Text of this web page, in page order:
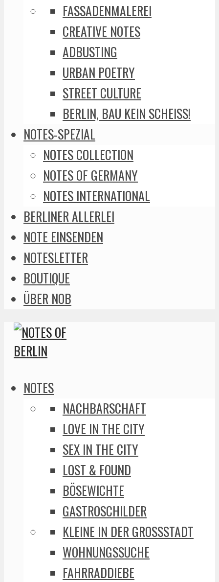
FASSADENMALEREI
CREATIVE NOTES
ADBUSTING
URBAN POETRY
STREET CULTURE
BERLIN, BAU KEIN SCHEISS!
NOTES-SPEZIAL
NOTES COLLECTION
NOTES OF GERMANY
NOTES INTERNATIONAL
BERLINER ALLERLEI
NOTE EINSENDEN
NOTESLETTER
BOUTIQUE
ÜBER NOB
NOTES
NACHBARSCHAFT
LOVE IN THE CITY
SEX IN THE CITY
LOST & FOUND
BÖSEWICHTE
GASTROSCHILDER
KLEINE IN DER GROSSSTADT
WOHNUNGSSUCHE
FAHRRADDIEBE